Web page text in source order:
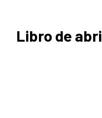
Libro de